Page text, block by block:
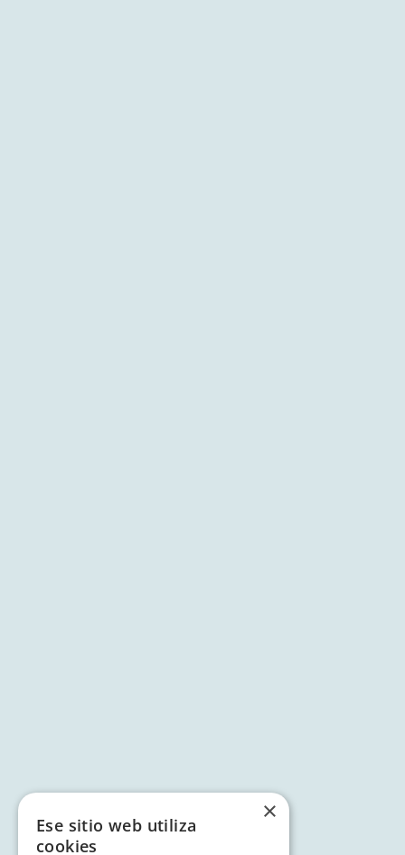
×
Ese sitio web utiliza
cookies